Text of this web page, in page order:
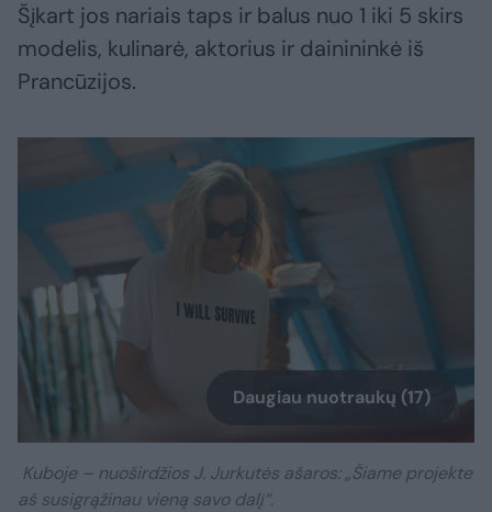
Šįkart jos nariais taps ir balus nuo 1 iki 5 skirs
modelis, kulinarė, aktorius ir dainininkė iš
Prancūzijos.
Daugiau nuotraukų (17)
Kuboje – nuoširdžios J. Jurkutės ašaros: „Šiame projekte
aš susigrąžinau vieną savo dalį“.